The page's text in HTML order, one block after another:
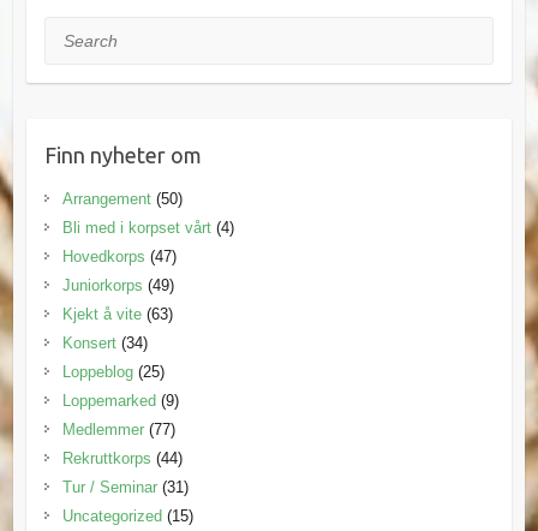
Search
Finn nyheter om
Arrangement(50)
Bli med i korpset vårt(4)
Hovedkorps (47)
Juniorkorps (49)
Kjekt å vite(63)
Konsert(34)
Loppeblog(25)
Loppemarked (9)
Medlemmer(77)
Rekruttkorps (44)
Tur / Seminar(31)
Uncategorized (15)